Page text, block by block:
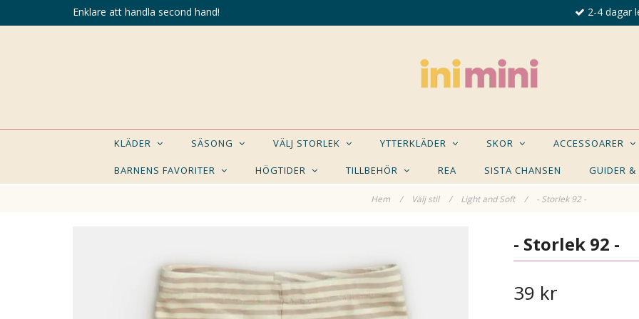
Enklare att handla second hand! 2-4 dagar
KLÄDER SÄSONG VÄLJ STORLEK YTTERKLÄDER SKOR ACCESSOARER
BARNENS FAVORITER HÖGTIDER TILLBEHÖR REA SISTA CHANSEN GUIDER &
Hem / Välj stil / Light and Soft / - Storlek 92 -
KANSKE NÅGON AV DESSA PRODUKTER KAN- Storlek 92 -
39 kr